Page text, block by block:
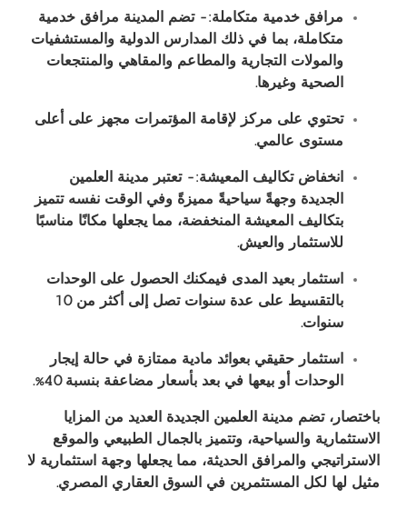
مرافق خدمية متكاملة:- تضم المدينة مرافق خدمية
متكاملة، بما في ذلك المدارس الدولية والمستشفيات
والمولات التجارية والمطاعم والمقاهي والمنتجعات
الصحية وغيرها.
تحتوي على مركز لإقامة المؤتمرات مجهز على أعلى
مستوى عالمي.
انخفاض تكاليف المعيشة:- تعتبر مدينة العلمين
الجديدة وجهةً سياحيةً مميزةً وفي الوقت نفسه تتميز
بتكاليف المعيشة المنخفضة، مما يجعلها مكانًا مناسبًا
للاستثمار والعيش.
استثمار بعيد المدى فيمكنك الحصول على الوحدات
بالتقسيط على عدة سنوات تصل إلى أكثر من 10
سنوات.
استثمار حقيقي بعوائد مادية ممتازة في حالة إيجار
الوحدات أو بيعها في بعد بأسعار مضاعفة بنسبة 40
%.
باختصار، تضم مدينة العلمين الجديدة العديد من المزايا
الاستثمارية والسياحية، وتتميز بالجمال الطبيعي والموقع
الاستراتيجي والمرافق الحديثة، مما يجعلها وجهة استثمارية لا
مثيل لها لكل المستثمرين في السوق العقاري المصري.